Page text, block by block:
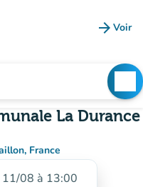
arrow_forward Voir
La Durance
France
Maps)
11/08 à 13:00